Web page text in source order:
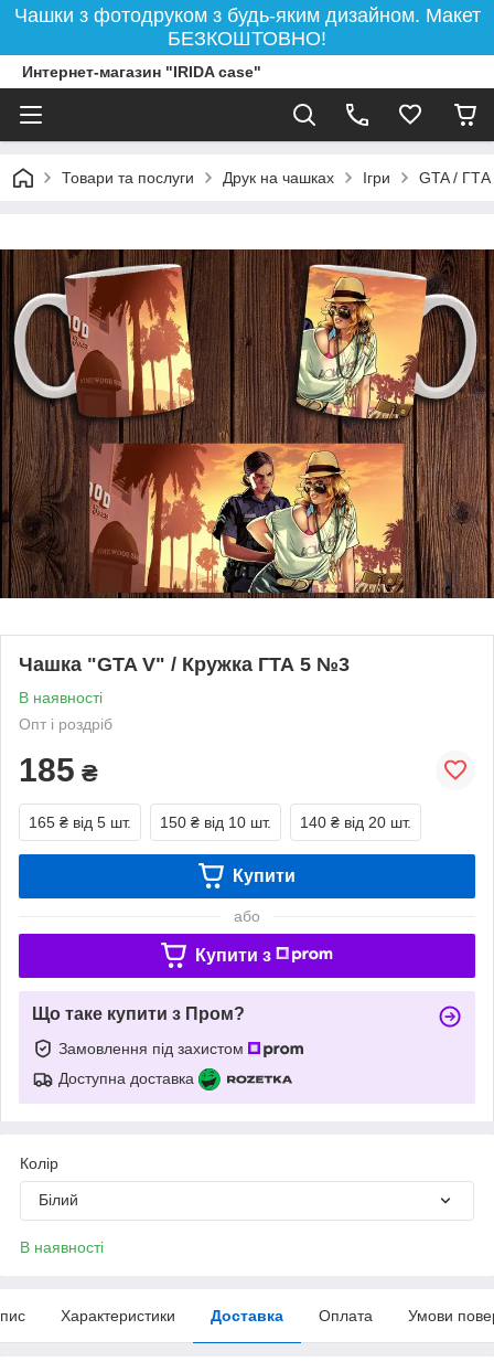
Чашки з фотодруком з будь-яким дизайном. Макет
БЕЗКОШТОВНО!
Интернет-магазин "IRIDA case"
Товари та послуги Друк на чашках Ігри GTA / ГТА
Чашка "GTA V" / Кружка ГТА 5 №3
В наявності
Опт і роздріб
185 ₴
165 ₴ від 5 шт. 150 ₴ від 10 шт. 140 ₴ від 20 шт.
Купити
або
Купити з
Що таке купити з Пром?
Замовлення під захистом
Доступна доставка
Колір
Білий
В наявності
Характеристики Доставка Оплата Умови